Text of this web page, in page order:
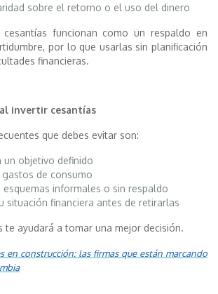
sobre el retorno o el uso del dinero
funcionan como un respaldo en
por lo que usarlas sin planificación
financieras.
invertir cesantías
que debes evitar son:
un objetivo definido
gastos de consumo
esquemas informales o sin respaldo
situación financiera antes de retirarlas
te ayudará a tomar una mejor decisión.
en construcción: las firmas que están marcando